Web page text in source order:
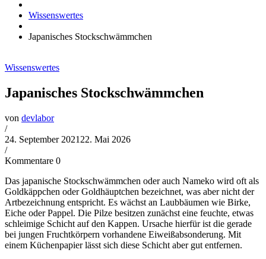
Wissenswertes
Japanisches Stockschwämmchen
Wissenswertes
Japanisches Stockschwämmchen
von devlabor
/
24. September 2021 22. Mai 2026
/
Kommentare 0
Das japanische Stockschwämmchen oder auch Nameko wird oft als
Goldkäppchen oder Goldhäuptchen bezeichnet, was aber nicht der
Artbezeichnung entspricht. Es wächst an Laubbäumen wie Birke,
Eiche oder Pappel. Die Pilze besitzen zunächst eine feuchte, etwas
schleimige Schicht auf den Kappen. Ursache hierfür ist die gerade
bei jungen Fruchtkörpern vorhandene Eiweißabsonderung. Mit
einem Küchenpapier lässt sich diese Schicht aber gut entfernen.